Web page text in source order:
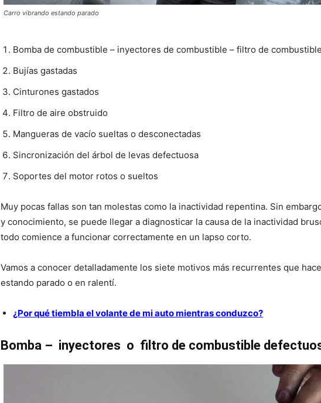
Carro vibrando estando parado
Bomba de combustible – inyectores de combustible – filtro de
Bujías gastadas
Cinturones gastados
Filtro de aire obstruido
Mangueras de vacío sueltas o desconectadas
Sincronización del árbol de levas defectuosa
Soportes del motor rotos o sueltos
Muy pocas fallas son tan molestas como la inactividad repentina. Sin
y conocimiento, se puede llegar a diagnosticar la causa de la inactividad
todo comience a funcionar correctamente en un lapso corto.
Vamos a conocer detalladamente los siete motivos más recurrentes que
estando parado o en ralentí.
¿Por qué tiembla el volante de mi auto mientras conduzco?
Bomba – inyectores o filtro de combustible